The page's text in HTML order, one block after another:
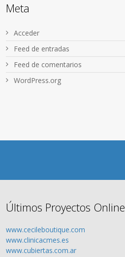
Meta
Acceder
Feed de entradas
Feed de comentarios
WordPress.org
Últimos Proyectos Online
www.cecileboutique.com
www.clinicacmes.es
www.cubiertas.com.ar